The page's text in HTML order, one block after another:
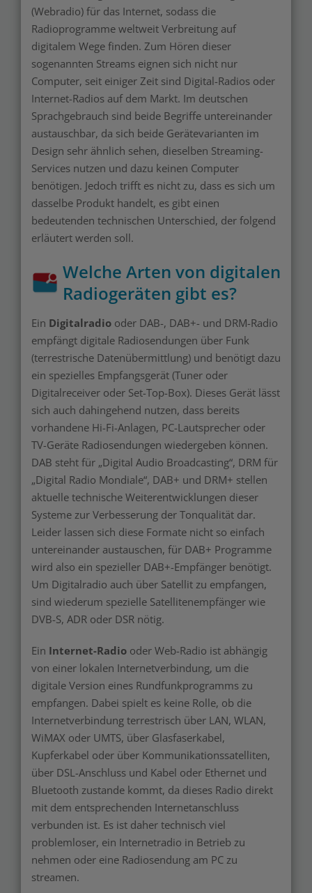
(Webradio) für das Internet, sodass die
Radioprogramme weltweit Verbreitung auf
digitalem Wege finden. Zum Hören dieser
sogenannten Streams eignen sich nicht nur
Computer, seit einiger Zeit sind Digital-Radios oder
Internet-Radios auf dem Markt. Im deutschen
Sprachgebrauch sind beide Begriffe untereinander
austauschbar, da sich beide Gerätevarianten im
Design sehr ähnlich sehen, dieselben Streaming-
Services nutzen und dazu keinen Computer
benötigen. Jedoch trifft es nicht zu, dass es sich um
dasselbe Produkt handelt, es gibt einen
bedeutenden technischen Unterschied, der folgend
erläutert werden soll.
Welche Arten von digitalen
Radiogeräten gibt es?
Ein Digitalradio oder DAB-, DAB+- und DRM-Radio
empfängt digitale Radiosendungen über Funk
(terrestrische Datenübermittlung) und benötigt dazu
ein spezielles Empfangsgerät (Tuner oder
Digitalreceiver oder Set-Top-Box). Dieses Gerät lässt
sich auch dahingehend nutzen, dass bereits
vorhandene Hi-Fi-Anlagen, PC-Lautsprecher oder
TV-Geräte Radiosendungen wiedergeben können.
DAB steht für „Digital Audio Broadcasting“, DRM für
„Digital Radio Mondiale“, DAB+ und DRM+ stellen
aktuelle technische Weiterentwicklungen dieser
Systeme zur Verbesserung der Tonqualität dar.
Leider lassen sich diese Formate nicht so einfach
untereinander austauschen, für DAB+ Programme
wird also ein spezieller DAB+-Empfänger benötigt.
Um Digitalradio auch über Satellit zu empfangen,
sind wiederum spezielle Satellitenempfänger wie
DVB-S, ADR oder DSR nötig.
Ein Internet-Radio oder Web-Radio ist abhängig
von einer lokalen Internetverbindung, um die
digitale Version eines Rundfunkprogramms zu
empfangen. Dabei spielt es keine Rolle, ob die
Internetverbindung terrestrisch über LAN, WLAN,
WiMAX oder UMTS, über Glasfaserkabel,
Kupferkabel oder über Kommunikationssatelliten,
über DSL-Anschluss und Kabel oder Ethernet und
Bluetooth zustande kommt, da dieses Radio direkt
mit dem entsprechenden Internetanschluss
verbunden ist. Es ist daher technisch viel
problemloser, ein Internetradio in Betrieb zu
nehmen oder eine Radiosendung am PC zu
streamen.